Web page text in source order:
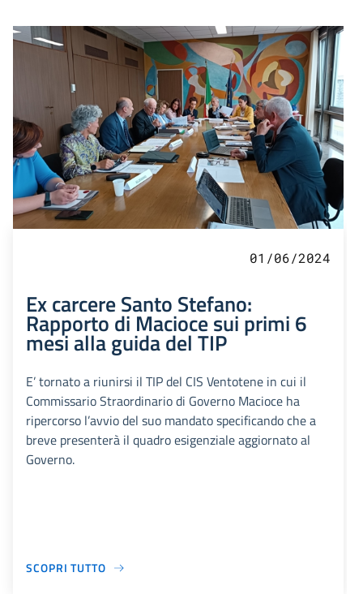
01/06/2024
Ex carcere Santo Stefano:
Rapporto di Macioce sui primi 6
mesi alla guida del TIP
E’ tornato a riunirsi il TIP del CIS Ventotene in cui il
Commissario Straordinario di Governo Macioce ha
ripercorso l’avvio del suo mandato specificando che a
breve presenterà il quadro esigenziale aggiornato al
Governo.
SCOPRI TUTTO